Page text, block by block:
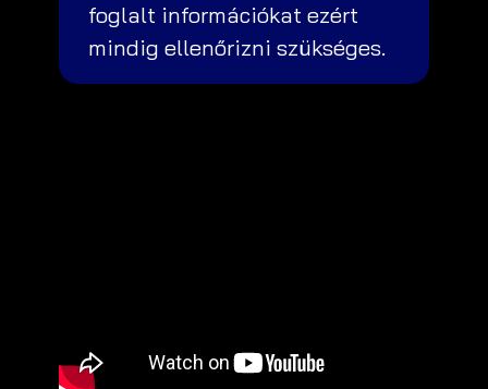
foglalt információkat ezért
mindig ellenőrizni szükséges.